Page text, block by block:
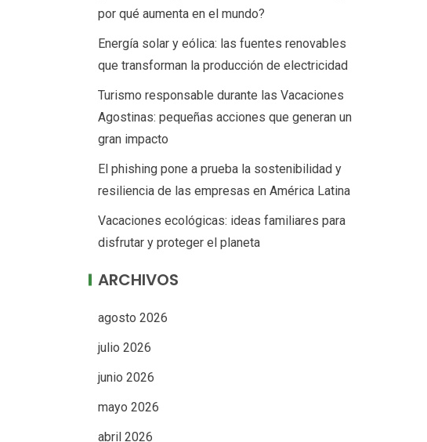
por qué aumenta en el mundo?
Energía solar y eólica: las fuentes renovables
que transforman la producción de electricidad
Turismo responsable durante las Vacaciones
Agostinas: pequeñas acciones que generan un
gran impacto
El phishing pone a prueba la sostenibilidad y
resiliencia de las empresas en América Latina
Vacaciones ecológicas: ideas familiares para
disfrutar y proteger el planeta
ARCHIVOS
agosto 2026
julio 2026
junio 2026
mayo 2026
abril 2026